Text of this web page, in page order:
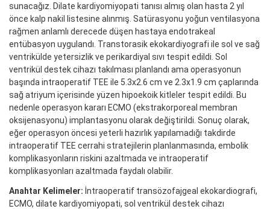
sunacağız. Dilate kardiyomiyopati tanısı almış olan hasta 2 yıl
önce kalp nakil listesine alınmış. Satürasyonu yoğun ventilasyona
rağmen anlamlı derecede düşen hastaya endotrakeal
entübasyon uygulandı. Transtorasik ekokardiyografi ile sol ve sağ
ventrikülde yetersizlik ve perikardiyal sıvı tespit edildi. Sol
ventrikül destek cihazı takılması planlandı ama operasyonun
başında intraoperatif TEE ile 5.3x2.6 cm ve 2.3x1.9 cm çaplarında
sağ atriyum içerisinde yüzen hipoekoik kitleler tespit edildi. Bu
nedenle operasyon kararı ECMO (ekstrakorporeal membran
oksijenasyonu) implantasyonu olarak değiştirildi. Sonuç olarak,
eğer operasyon öncesi yeterli hazırlık yapılamadığı takdirde
intraoperatif TEE cerrahi stratejilerin planlanmasında, embolik
komplikasyonların riskini azaltmada ve intraoperatif
komplikasyonları azaltmada faydalı olabilir.
Anahtar Kelimeler: İntraoperatif transözofajgeal ekokardiografi,
ECMO, dilate kardiyomiyopati, sol ventrikül destek cihazı